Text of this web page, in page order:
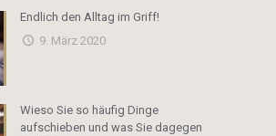
Endlich den Alltag im Griff!
9. März 2020
Wieso Sie so häufig Dinge
aufschieben und was Sie dagegen